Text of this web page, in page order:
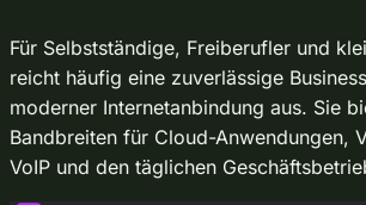
Für Selbstständige, Freiberufler und
reicht häufig eine zuverlässige
moderner Internetanbindung aus. Sie
Bandbreiten für Cloud-Anwendungen,
VoIP und den täglichen